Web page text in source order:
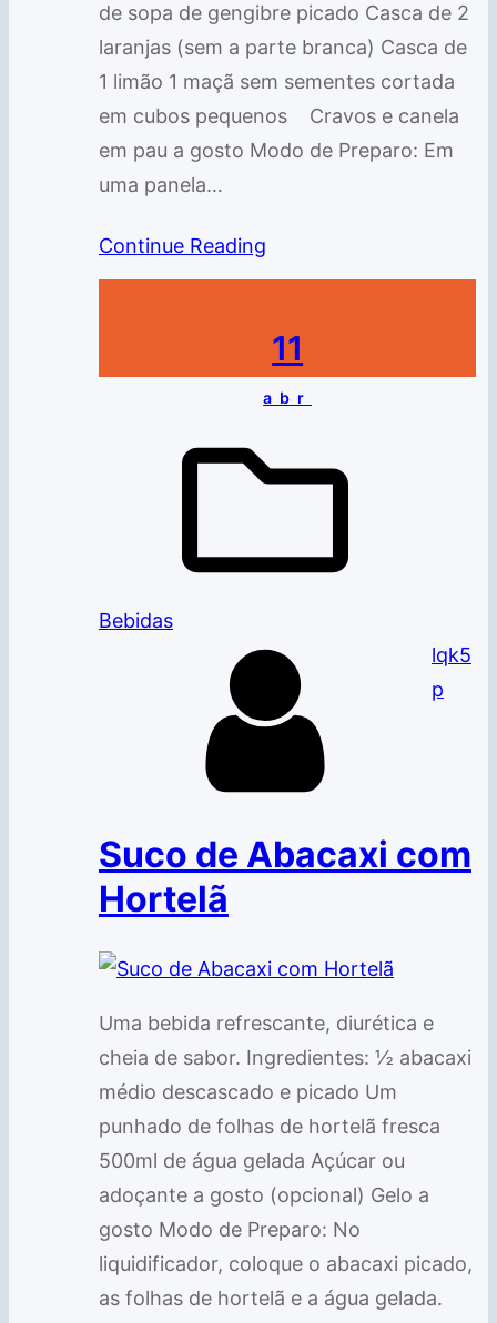
de sopa de gengibre picado Casca de 2
laranjas (sem a parte branca) Casca de
1 limão 1 maçã sem sementes cortada
em cubos pequenos Cravos e canela
em pau a gosto Modo de Preparo: Em
uma panela…
Continue Reading
11
abr
Bebidas
lqk5
p
Suco de Abacaxi com
Hortelã
Uma bebida refrescante, diurética e
cheia de sabor. Ingredientes: ½ abacaxi
médio descascado e picado Um
punhado de folhas de hortelã fresca
500ml de água gelada Açúcar ou
adoçante a gosto (opcional) Gelo a
gosto Modo de Preparo: No
liquidificador, coloque o abacaxi picado,
as folhas de hortelã e a água gelada.